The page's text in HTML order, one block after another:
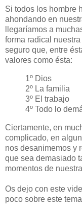
Si todos los hombre
ahondando en
llegaríamos a
forma radical
seguro que, entre
valores como ésta:
1º Dios
2º La familia
3º El trabajo
4º Todo lo
Ciertamente, en
complicado, en
nos desanimemos y
que sea demasiado
momentos de
Os dejo con este
poco sobre este